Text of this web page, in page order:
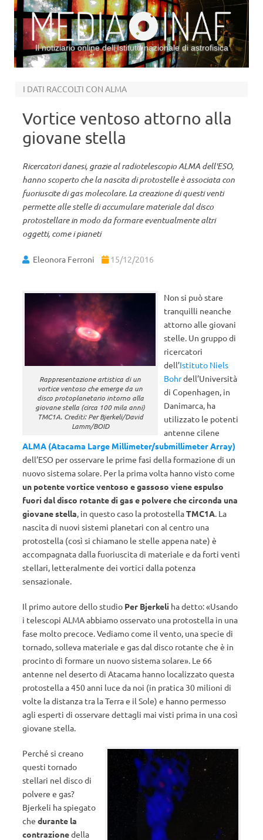
Il notiziario online dell’Istituto nazionale di astrofisica
I DATI RACCOLTI CON ALMA
Vortice ventoso attorno alla
giovane stella
Ricercatori danesi, grazie al radiotelescopio ALMA dell'ESO,
hanno scoperto che la nascita di protostelle è associata con
fuoriuscite di gas molecolare. La creazione di questi venti
permette alle stelle di accumulare materiale dal disco
protostellare in modo da formare eventualmente altri
oggetti, come i pianeti
Eleonora Ferroni 15/12/2016
Rappresentazione artistica di un
vortice ventoso che emerge da un
disco protoplanetario intorno alla
giovane stella (circa 100 mila anni)
TMC1A. Crediti: Per Bjerkeli/David
Lamm/BOID
Non si può stare
tranquilli neanche
attorno alle giovani
stelle. Un gruppo di
ricercatori
dell’Istituto Niels
Bohrdell’Università
di Copenhagen, in
Danimarca, ha
utilizzato le potenti
antenne cilene
ALMA (Atacama Large Millimeter/submillimeter Array)
dell’ESO per osservare le prime fasi della formazione di un
nuovo sistema solare. Per la prima volta hanno visto come
un potente vortice ventoso e gassoso viene espulso
fuori dal disco rotante di gas e polvere che circonda una
giovanestella, in questo caso la protostellaTMC1A. La
nascita di nuovi sistemi planetari con al centro una
protostella (così si chiamano le stelle appena nate) è
accompagnata dalla fuoriuscita di materiale e da forti venti
stellari, letteralmente dei vortici dalla potenza
sensazionale.
Il primo autore dello studio Per Bjerkeli ha detto: «Usando
i telescopi ALMA abbiamo osservato una protostella in una
fase molto precoce. Vediamo come il vento, una specie di
tornado, solleva materiale e gas dal disco rotante che è in
procinto di formare un nuovo sistema solare». Le 66
antenne nel deserto di Atacama hanno localizzato questa
protostella a 450 anni luce da noi (in pratica 30 milioni di
volte la distanza tra la Terra e il Sole) e hanno permesso
agli esperti di osservare dettagli mai visti prima in una così
giovane stella.
Perché si creano
questi tornado
stellari nel disco di
polvere e gas?
Bjerkeli ha spiegato
che durante la
contrazionedella